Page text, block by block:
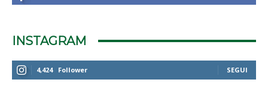
INSTAGRAM
4,424 Follower SEGUI